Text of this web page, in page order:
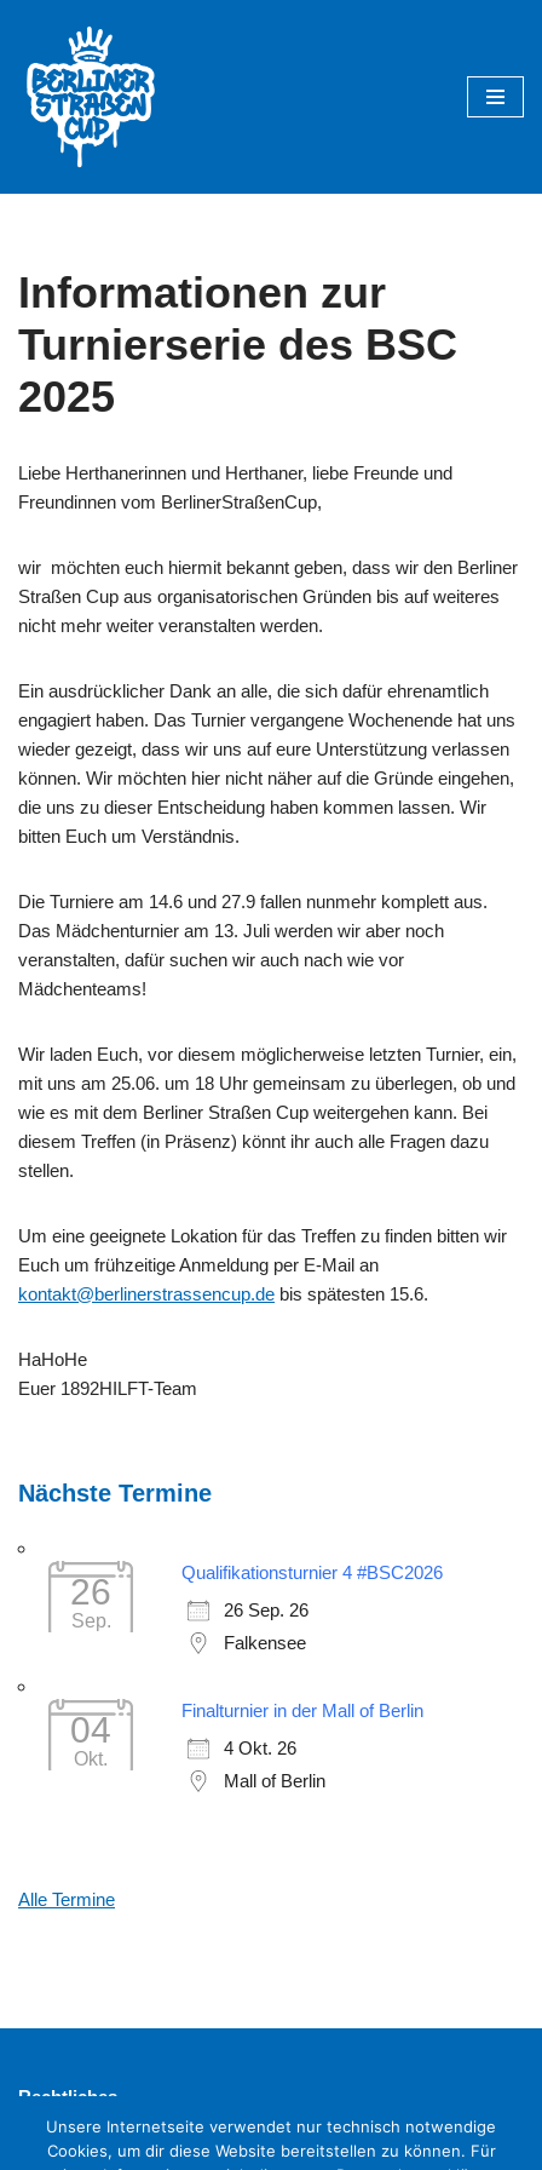
Zum
Inhalt
springen
Informationen zur
Turnierserie des BSC
2025
Liebe Herthanerinnen und Herthaner, liebe Freunde und
Freundinnen vom BerlinerStraßenCup,
wir möchten euch hiermit bekannt geben, dass wir den Berliner
Straßen Cup aus organisatorischen Gründen bis auf weiteres
nicht mehr weiter veranstalten werden.
Ein ausdrücklicher Dank an alle, die sich dafür ehrenamtlich
engagiert haben. Das Turnier vergangene Wochenende hat uns
wieder gezeigt, dass wir uns auf eure Unterstützung verlassen
können. Wir möchten hier nicht näher auf die Gründe eingehen,
die uns zu dieser Entscheidung haben kommen lassen. Wir
bitten Euch um Verständnis.
Die Turniere am 14.6 und 27.9 fallen nunmehr komplett aus.
Das Mädchenturnier am 13. Juli werden wir aber noch
veranstalten, dafür suchen wir auch nach wie vor
Mädchenteams!
Wir laden Euch, vor diesem möglicherweise letzten Turnier, ein,
mit uns am 25.06. um 18 Uhr gemeinsam zu überlegen, ob und
wie es mit dem Berliner Straßen Cup weitergehen kann. Bei
diesem Treffen (in Präsenz) könnt ihr auch alle Fragen dazu
stellen.
Um eine geeignete Lokation für das Treffen zu finden bitten wir
Euch um frühzeitige Anmeldung per E-Mail an
kontakt@berlinerstrassencup.de bis spätesten 15.6.
HaHoHe
Euer 1892HILFT-Team
Nächste Termine
26
Sep.
Qualifikationsturnier 4 #BSC2026
26 Sep. 26
Falkensee
04
Okt.
Finalturnier in der Mall of Berlin
4 Okt. 26
Mall of Berlin
Alle Termine
Rechtliches
Impressum
Datenschutzerklärung
Unsere Internetseite verwendet nur technisch notwendige
Cookies, um dir diese Website bereitstellen zu können. Für